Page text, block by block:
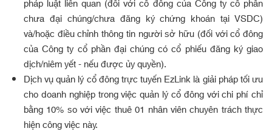
pháp luật liên quan (đối với cổ đông của Công ty cổ phần
chưa đại chúng/chưa đăng ký chứng khoán tại VSDC)
và/hoặc điều chỉnh thông tin người sở hữu (đối với cổ đông
của Công ty cổ phần đại chúng có cổ phiếu đăng ký giao
dịch/niêm yết - nếu được ủy quyền).
Dịch vụ quản lý cổ đông trực tuyến EzLink là giải pháp tối ưu
cho doanh nghiệp trong việc quản lý cổ đông với chi phí chỉ
bằng 10% so với việc thuê 01 nhân viên chuyên trách thực
hiện công việc này.